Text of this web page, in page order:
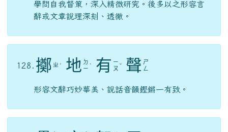
學問自我督策，深入精微研究。後多以之形容言
辭或文章說理深刻、透徹。
128. 擲 ㄓ 地 ㄉ
有
ㄧ
ㄡ
聲 ㄕ
ㄥ
形容文辭巧妙華美、說話音韻鏗鏘一有致。